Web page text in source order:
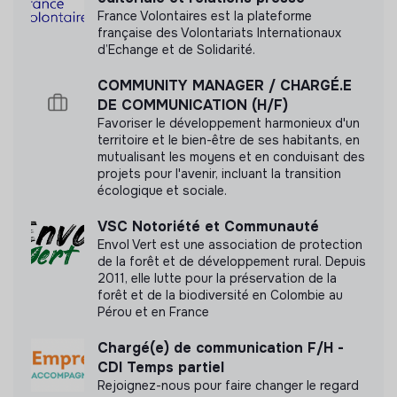
Participer à la valorisation des temps forts de
l'association.
> Appui stratégique
Réaliser des recherches et benchmarks ;
Contribuer à des études ponctuelles relatives à la
communication, aux outils ou aux partenariats ;
Participer à l'élaboration de supports de
présentation et d'aide à la décision.
Profil recherché
Vous êtes étudiant(e) en communication, sciences
politiques, affaires publiques, marketing, gestion de
projet ou formation équivalente.
Vous disposez idéalement des qualités suivantes :
Excellentes capacités rédactionnelles ;
Cette structure n'a pas souhaité nous
communiquer les labels ou certifications qu'elle a
pu obtenir.
Documents
N'a pas encore communiqué de documents de
transparence
France Volontaires est la plateforme
française des Volontariats Internationaux
d’Echange et de Solidarité.
COMMUNITY MANAGER / CHARGÉ.E
DE COMMUNICATION (H/F)
Favoriser le développement harmonieux d'un
territoire et le bien-être de ses habitants, en
mutualisant les moyens et en conduisant des
projets pour l'avenir, incluant la transition
écologique et sociale.
VSC Notoriété et Communauté
Envol Vert est une association de protection
de la forêt et de développement rural. Depuis
2011, elle lutte pour la préservation de la
forêt et de la biodiversité en Colombie au
Pérou et en France
Chargé(e) de communication F/H -
CDI Temps partiel
Rejoignez-nous pour faire changer le regard